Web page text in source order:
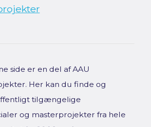
side er en del af AAU
Her kan du finde og
tilgængelige
og masterprojekter fra hele